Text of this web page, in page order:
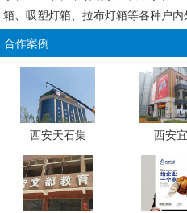
箱、吸塑灯箱、拉布灯箱等各种户内
合作案例
西安天石集 西安